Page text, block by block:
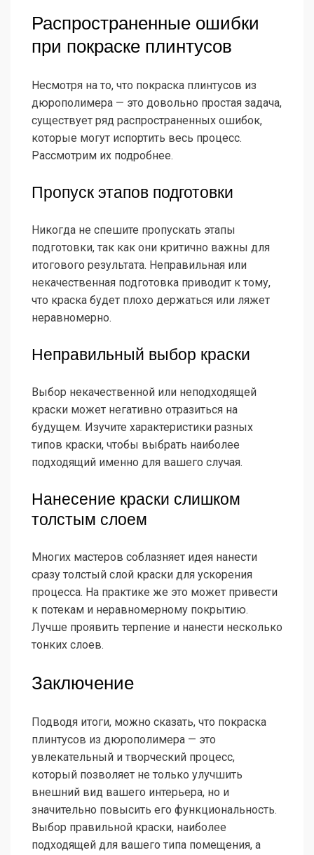
Распространенные ошибки
при покраске плинтусов
Несмотря на то, что покраска плинтусов из
дюрополимера — это довольно простая задача,
существует ряд распространенных ошибок,
которые могут испортить весь процесс.
Рассмотрим их подробнее.
Пропуск этапов подготовки
Никогда не спешите пропускать этапы
подготовки, так как они критично важны для
итогового результата. Неправильная или
некачественная подготовка приводит к тому,
что краска будет плохо держаться или ляжет
неравномерно.
Неправильный выбор краски
Выбор некачественной или неподходящей
краски может негативно отразиться на
будущем. Изучите характеристики разных
типов краски, чтобы выбрать наиболее
подходящий именно для вашего случая.
Нанесение краски слишком
толстым слоем
Многих мастеров соблазняет идея нанести
сразу толстый слой краски для ускорения
процесса. На практике же это может привести
к потекам и неравномерному покрытию.
Лучше проявить терпение и нанести несколько
тонких слоев.
Заключение
Подводя итоги, можно сказать, что покраска
плинтусов из дюрополимера — это
увлекательный и творческий процесс,
который позволяет не только улучшить
внешний вид вашего интерьера, но и
значительно повысить его функциональность.
Выбор правильной краски, наиболее
подходящей для вашего типа помещения, а